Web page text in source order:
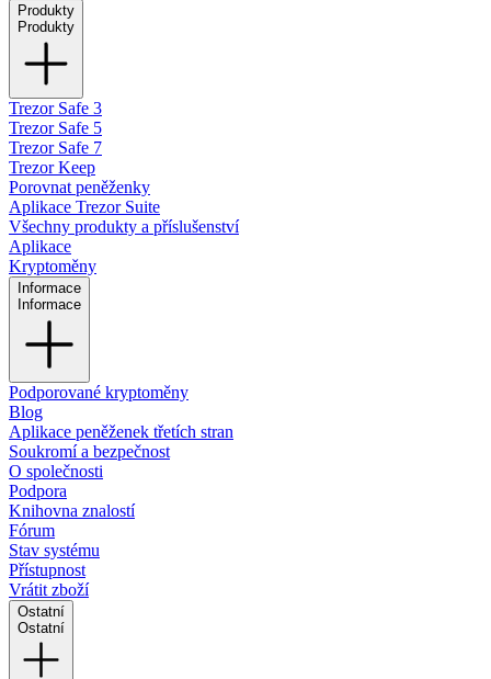
Produkty
Produkty
Trezor Safe 3
Trezor Safe 5
Trezor Safe 7
Trezor Keep
Porovnat peněženky
Aplikace Trezor Suite
Všechny produkty a příslušenství
Aplikace
Kryptoměny
Informace
Informace
Podporované kryptoměny
Blog
Aplikace peněženek třetích stran
Soukromí a bezpečnost
O společnosti
Podpora
Knihovna znalostí
Fórum
Stav systému
Přístupnost
Vrátit zboží
Ostatní
Ostatní